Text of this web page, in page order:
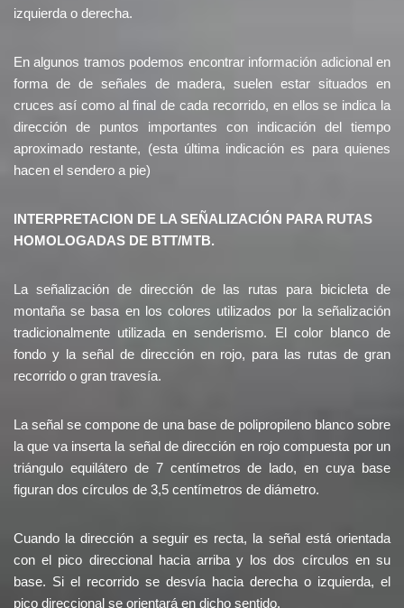
izquierda o derecha.
En algunos tramos podemos encontrar información adicional en
forma de de señales de madera, suelen estar situados en
cruces así como al final de cada recorrido, en ellos se indica la
dirección de puntos importantes con indicación del tiempo
aproximado restante, (esta última indicación es para quienes
hacen el sendero a pie)
INTERPRETACION DE LA SEÑALIZACIÓN PARA RUTAS
HOMOLOGADAS DE BTT/MTB.
La señalización de dirección de las rutas para bicicleta de
montaña se basa en los colores utilizados por la señalización
tradicionalmente utilizada en senderismo. El color blanco de
fondo y la señal de dirección en rojo, para las rutas de gran
recorrido o gran travesía.
La señal se compone de una base de polipropileno blanco sobre
la que va inserta la señal de dirección en rojo compuesta por un
triángulo equilátero de 7 centímetros de lado, en cuya base
figuran dos círculos de 3,5 centímetros de diámetro.
Cuando la dirección a seguir es recta, la señal está orientada
con el pico direccional hacia arriba y los dos círculos en su
base. Si el recorrido se desvía hacia derecha o izquierda, el
pico direccional se orientará en dicho sentido.